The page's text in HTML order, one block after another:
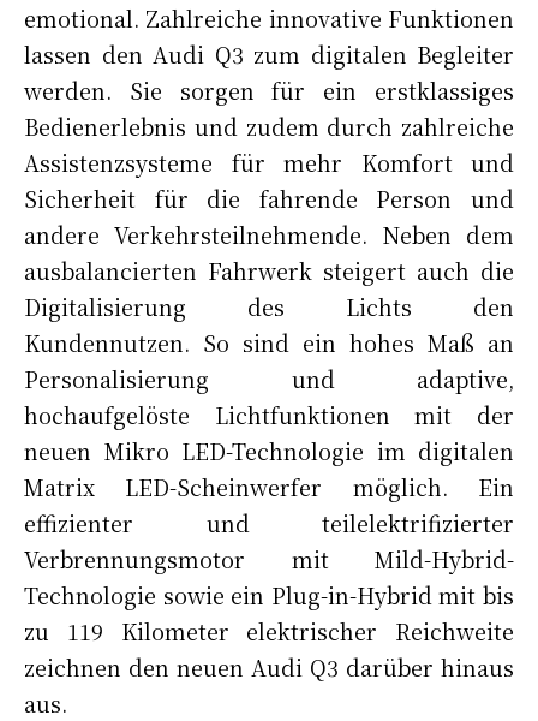
emotional. Zahlreiche innovative Funktionen
lassen den Audi Q3 zum digitalen Begleiter
werden. Sie sorgen für ein erstklassiges
Bedienerlebnis und zudem durch zahlreiche
Assistenzsysteme für mehr Komfort und
Sicherheit für die fahrende Person und
andere Verkehrsteilnehmende. Neben dem
ausbalancierten Fahrwerk steigert auch die
Digitalisierung des Lichts den
Kundennutzen. So sind ein hohes Maß an
Personalisierung und adaptive,
hochaufgelöste Lichtfunktionen mit der
neuen Mikro LED-Technologie im digitalen
Matrix LED-Scheinwerfer möglich. Ein
effizienter und teilelektrifizierter
Verbrennungsmotor mit Mild-Hybrid-
Technologie sowie ein Plug-in-Hybrid mit bis
zu 119 Kilometer elektrischer Reichweite
zeichnen den neuen Audi Q3 darüber hinaus
aus.